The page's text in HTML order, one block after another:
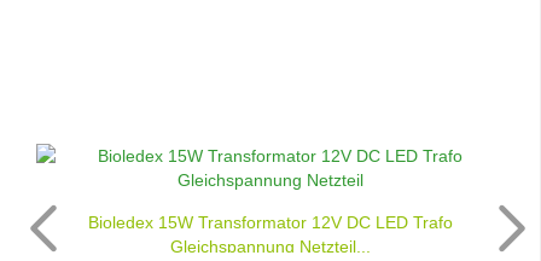
Bioledex 15W Transformator 12V DC LED Trafo
Gleichspannung Netzteil...